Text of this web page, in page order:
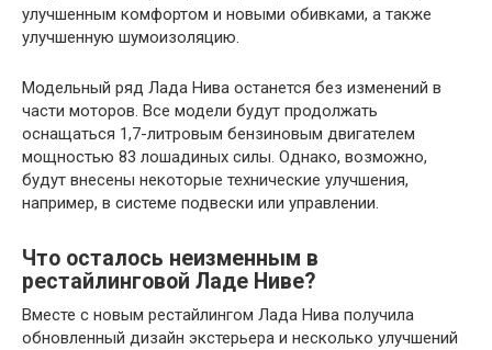
улучшенным комфортом и новыми обивками, а также
улучшенную шумоизоляцию.
Модельный ряд Лада Нива останется без изменений в
части моторов. Все модели будут продолжать
оснащаться 1,7-литровым бензиновым двигателем
мощностью 83 лошадиных силы. Однако, возможно,
будут внесены некоторые технические улучшения,
например, в системе подвески или управлении.
Что осталось неизменным в
рестайлинговой Ладе Ниве?
Вместе с новым рестайлингом Лада Нива получила
обновленный дизайн экстерьера и несколько улучшений